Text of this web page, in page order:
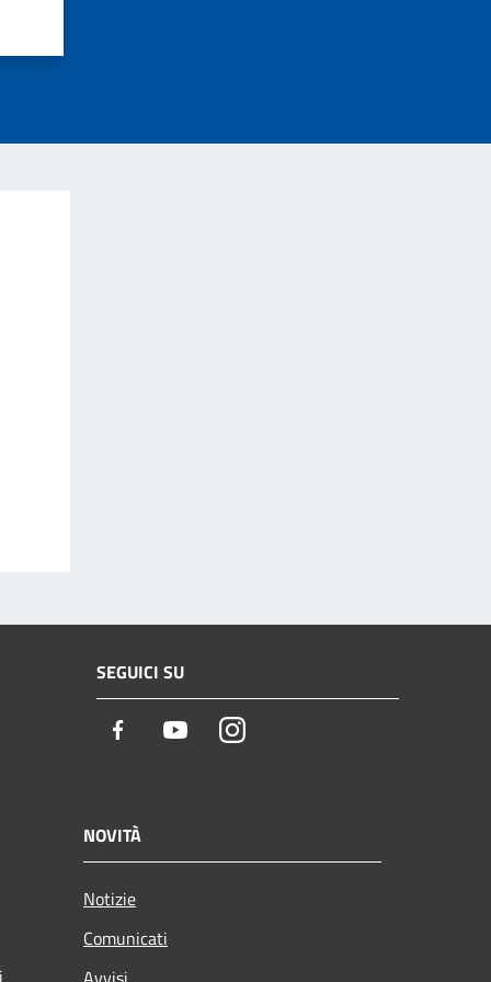
SEGUICI SU
Facebook YoutubeInstagram
NOVITÀ
Notizie
Comunicati